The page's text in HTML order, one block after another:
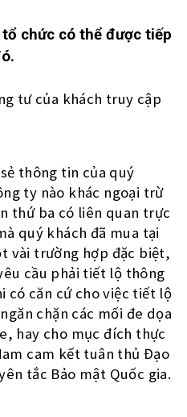
chức có thể được tiếp
tư của khách truy cập
thông tin của quý
ty nào khác ngoại trừ
thứ ba có liên quan trực
quý khách đã mua tại
vài trường hợp đặc biệt,
cầu phải tiết lộ thông
có căn cứ cho việc tiết lộ
chặn các mối đe dọa
hay cho mục đích thực
cam kết tuân thủ Đạo
tắc Bảo mật Quốc gia.